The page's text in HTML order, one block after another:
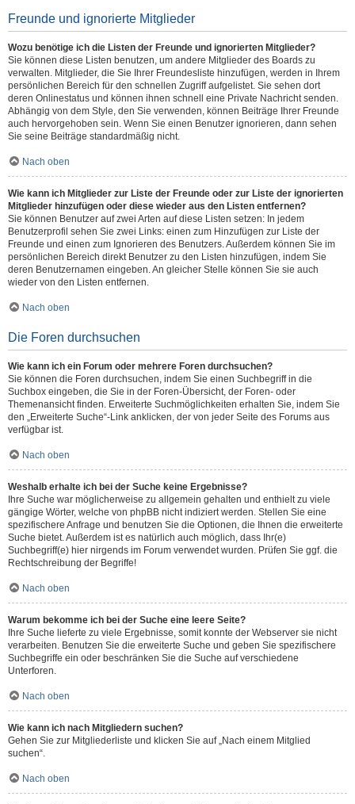
Freunde und ignorierte Mitglieder
Wozu benötige ich die Listen der Freunde und ignorierten Mitglieder?
Sie können diese Listen benutzen, um andere Mitglieder des Boards zu
verwalten. Mitglieder, die Sie Ihrer Freundesliste hinzufügen, werden in Ihrem
persönlichen Bereich für den schnellen Zugriff aufgelistet. Sie sehen dort
deren Onlinestatus und können ihnen schnell eine Private Nachricht senden.
Abhängig von dem Style, den Sie verwenden, können Beiträge Ihrer Freunde
auch hervorgehoben sein. Wenn Sie einen Benutzer ignorieren, dann sehen
Sie seine Beiträge standardmäßig nicht.
Nach oben
Wie kann ich Mitglieder zur Liste der Freunde oder zur Liste der ignorierten
Mitglieder hinzufügen oder diese wieder aus den Listen entfernen?
Sie können Benutzer auf zwei Arten auf diese Listen setzen: In jedem
Benutzerprofil sehen Sie zwei Links: einen zum Hinzufügen zur Liste der
Freunde und einen zum Ignorieren des Benutzers. Außerdem können Sie im
persönlichen Bereich direkt Benutzer zu den Listen hinzufügen, indem Sie
deren Benutzernamen eingeben. An gleicher Stelle können Sie sie auch
wieder von den Listen entfernen.
Nach oben
Die Foren durchsuchen
Wie kann ich ein Forum oder mehrere Foren durchsuchen?
Sie können die Foren durchsuchen, indem Sie einen Suchbegriff in die
Suchbox eingeben, die Sie in der Foren-Übersicht, der Foren- oder
Themenansicht finden. Erweiterte Suchmöglichkeiten erhalten Sie, indem Sie
den „Erweiterte Suche“-Link anklicken, der von jeder Seite des Forums aus
verfügbar ist.
Nach oben
Weshalb erhalte ich bei der Suche keine Ergebnisse?
Ihre Suche war möglicherweise zu allgemein gehalten und enthielt zu viele
gängige Wörter, welche von phpBB nicht indiziert werden. Stellen Sie eine
spezifischere Anfrage und benutzen Sie die Optionen, die Ihnen die erweiterte
Suche bietet. Außerdem ist es natürlich auch möglich, dass Ihr(e)
Suchbegriff(e) hier nirgends im Forum verwendet wurden. Prüfen Sie ggf. die
Rechtschreibung der Begriffe!
Nach oben
Warum bekomme ich bei der Suche eine leere Seite?
Ihre Suche lieferte zu viele Ergebnisse, somit konnte der Webserver sie nicht
verarbeiten. Benutzen Sie die erweiterte Suche und geben Sie spezifischere
Suchbegriffe ein oder beschränken Sie die Suche auf verschiedene
Unterforen.
Nach oben
Wie kann ich nach Mitgliedern suchen?
Gehen Sie zur Mitgliederliste und klicken Sie auf „Nach einem Mitglied
suchen“.
Nach oben